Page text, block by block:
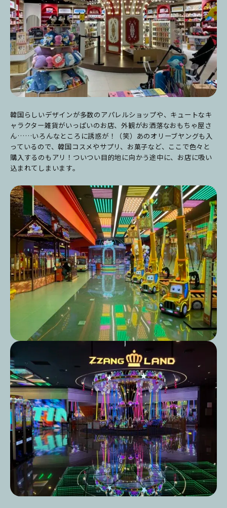
韓国らしいデザインが多数のアパレルショップや、キュートなキ
ャラクター雑貨がいっぱいのお店、外観がお洒落なおもちゃ屋さ
ん……いろんなところに誘惑が！（笑）あのオリーブヤングも入
っているので、韓国コスメやサプリ、お菓子など、ここで色々と
購入するのもアリ！ついつい目的地に向かう途中に、お店に吸い
込まれてしまいます。